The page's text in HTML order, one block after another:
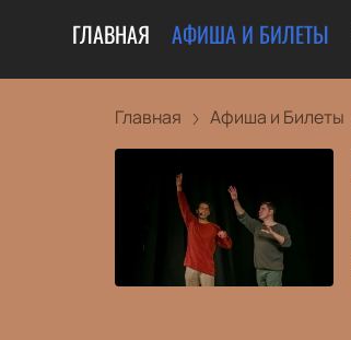
ГЛАВНАЯ АФИША И БИЛЕТЫ
Главная Афиша и Билеты